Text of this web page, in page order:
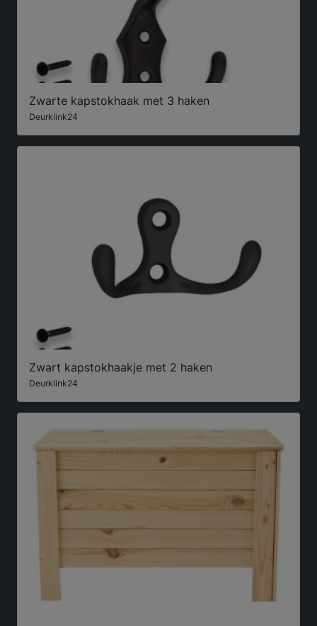
Zwarte kapstokhaak met 3 haken
Deurklink24
Zwart kapstokhaakje met 2 haken
Deurklink24